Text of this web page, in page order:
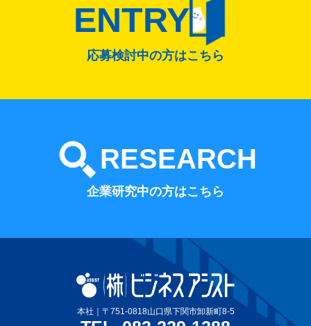
ENTRY
応募検討中の方はこちら
RESEARCH
企業研究中の方はこちら
本社｜〒751-0818山口県下関市卸新町8-5